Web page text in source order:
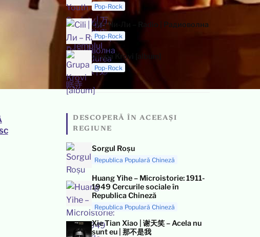
Pop-Rock
Cili | Чи-Ли – Radio | Радиоволна
Pop-Rock
Grupa Krovi [album]
Pop-Rock
DESCOPERĂ ÎN ACEEAȘI
REGIUNE
Sorgul Roșu
Republica Populară Chineză
Huang Yihe – Microistorie: 1911-
1949 Cercurile sociale în
Republica Chineză
Republica Populară Chineză
Xie Tian Xiao | 谢天笑 – Acela nu
sunt eu | 那不是我